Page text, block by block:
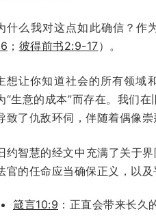
什么我对这点如此确信？作
； 彼得前书2:9-17）。
想让你知道社会的所有领域
“生意的成本”而存在。我们
致了仇敌环伺，伴随着偶像
约智慧的经文中充满了关于
官的任命应当确保正义，以
箴言10:9 ：正直会带来长久